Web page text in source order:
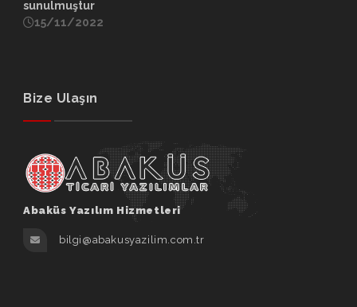
sunulmuştur
15/11/2022
Bize Ulaşın
Abaküs Yazılım Hizmetleri
bilgi@abakusyazilim.com.tr